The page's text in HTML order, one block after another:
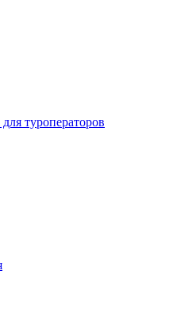
туроператоров